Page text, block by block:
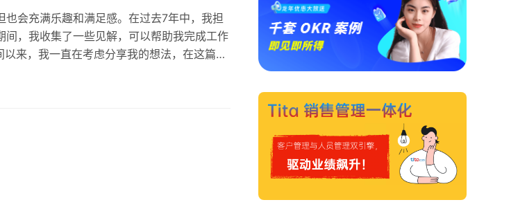
会充满乐趣和满足感。在过去7年中，我担
，我收集了一些见解，可以帮助我完成工作
来，我一直在考虑分享我的想法，在这篇文
大的努力来分享其中的一些见解。 1.拥抱自